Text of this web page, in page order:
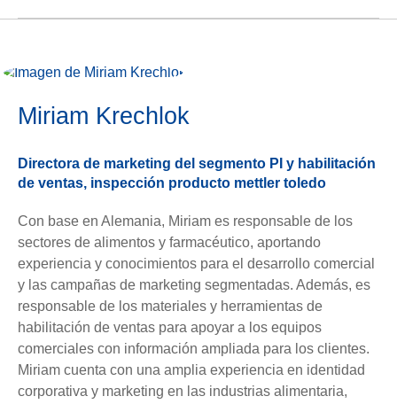
Miriam Krechlok
Directora de marketing del segmento PI y habilitación
de ventas, inspección producto mettler toledo
Con base en Alemania, Miriam es responsable de los
sectores de alimentos y farmacéutico, aportando
experiencia y conocimientos para el desarrollo comercial
y las campañas de marketing segmentadas. Además, es
responsable de los materiales y herramientas de
habilitación de ventas para apoyar a los equipos
comerciales con información ampliada para los clientes.
Miriam cuenta con una amplia experiencia en identidad
corporativa y marketing en las industrias alimentaria,